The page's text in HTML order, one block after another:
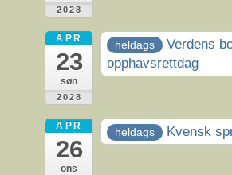
2028
APR
23
søn
2028
heldags
Verdens
opphavsrettdag
APR
26
ons
heldags Kvensk